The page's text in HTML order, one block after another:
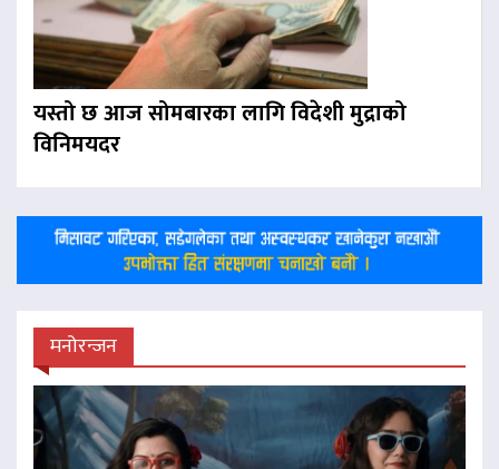
यस्तो छ आज सोमबारका लागि विदेशी मुद्राको
विनिमयदर
मनोरन्जन